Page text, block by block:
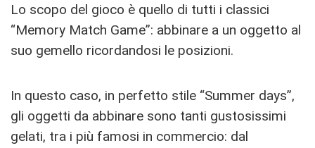
Lo scopo del gioco è quello di tutti i classici
“Memory Match Game”: abbinare a un oggetto al
suo gemello ricordandosi le posizioni.
In questo caso, in perfetto stile “Summer days”,
gli oggetti da abbinare sono tanti gustosissimi
gelati, tra i più famosi in commercio: dal